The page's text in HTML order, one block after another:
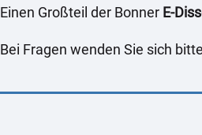
Einen Großteil der Bonner E-
Bei Fragen wenden Sie sich